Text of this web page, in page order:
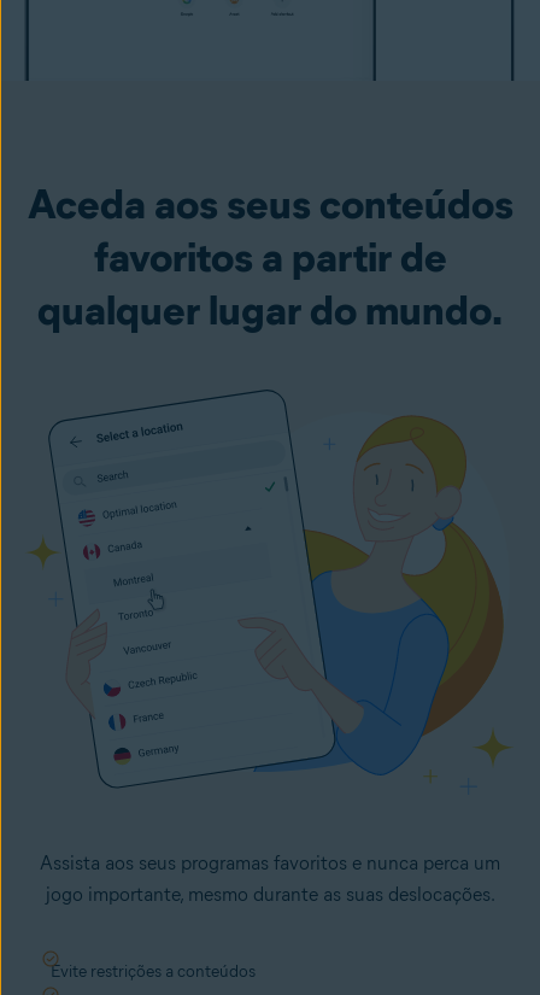
Aceda aos seus conteúdos
favoritos a partir de
qualquer lugar do mundo.
Assista aos seus programas favoritos e nunca perca um
jogo importante, mesmo durante as suas deslocações.
Evite restrições a conteúdos